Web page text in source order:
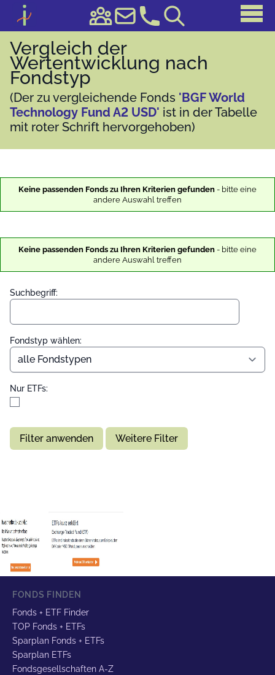
Vergleich der
Wertentwicklung nach
Fondstyp
(Der zu vergleichende Fonds 'BGF World
Technology Fund A2 USD' ist in der Tabelle
mit roter Schrift hervorgehoben)
Keine passenden Fonds zu Ihren Kriterien gefunden- bitte eine
andere Auswahl treffen
Keine passenden Fonds zu Ihren Kriterien gefunden- bitte eine
andere Auswahl treffen
Suchbegriff:
Fondstyp wählen:
Nur ETFs:
Filter anwenden Weitere Filter
FONDS FINDEN
Fonds + ETF Finder
TOP Fonds + ETFs
Sparplan Fonds + ETFs
Sparplan ETFs
Fondsgesellschaften A-Z